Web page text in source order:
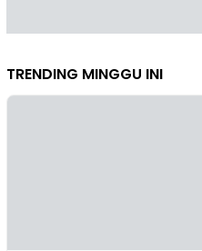
TRENDING MINGGU INI